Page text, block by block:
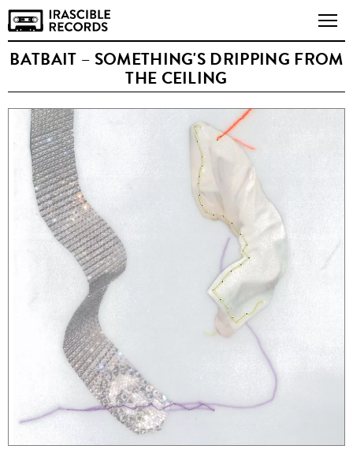
BATBAIT – SOMETHING'S DRIPPING FROM
THE CEILING